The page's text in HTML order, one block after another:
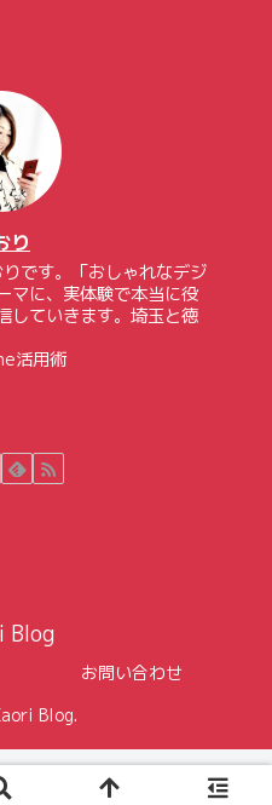
り
です。「おしゃれなデジ
マに、実体験で本当に役
していきます。埼玉と徳
活用術
Blog
お問い合わせ
Blog.